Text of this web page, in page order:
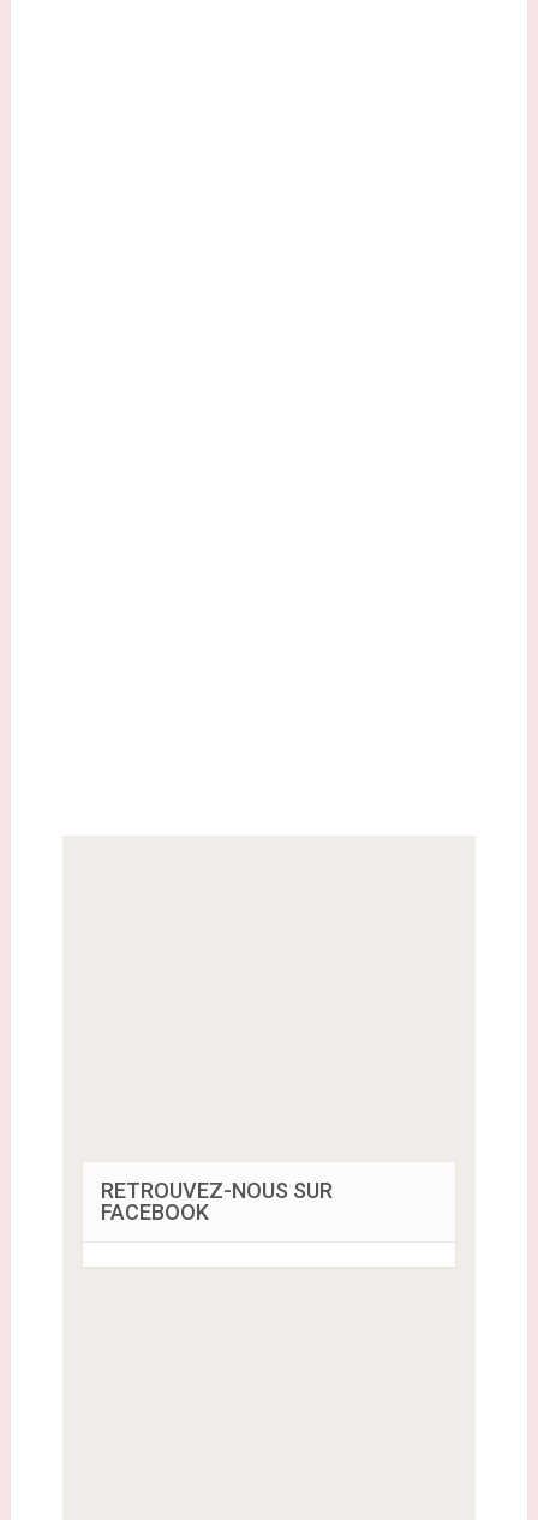
RETROUVEZ-NOUS SUR
FACEBOOK